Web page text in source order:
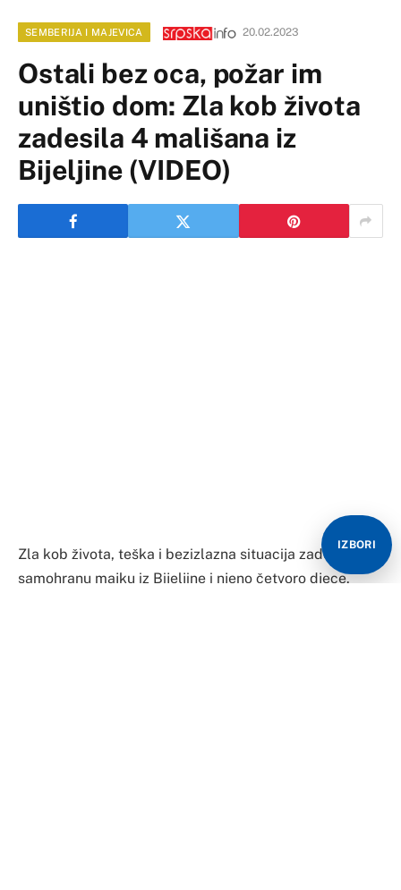
SEMBERIJA I MAJEVICA 20.02.2023
Ostali bez oca, požar im
uništio dom: Zla kob života
zadesila 4 mališana iz
Bijeljine (VIDEO)
Zla kob života, teška i bezizlazna situacija zadesila je
samohranu majku iz Bijeljine i njeno četvoro djece.
IZBORI